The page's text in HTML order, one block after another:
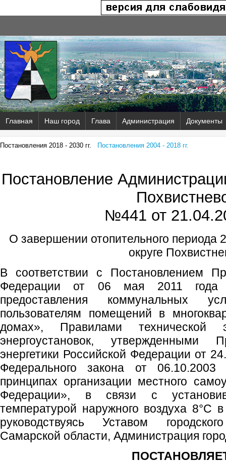
Главная Наш город Глава Администрация Документы
Постановления 2018 - 2030 гг. Постановления 2004 - 2018 гг.
Постановление
№441 от
О завершении отопительного периода
округе
В соответствии с Постановлением
Федерации от 06 мая 2011
предоставления коммунальных
пользователям помещений в
домах», Правилами технической
энергоустановок, утвержденными
энергетики Российской Федерации от
Федерального закона от
принципах организации местного
Федерации», в связи с
температурой наружного воздуха 8°С
руководствуясь Уставом
Самарской области, Администрация